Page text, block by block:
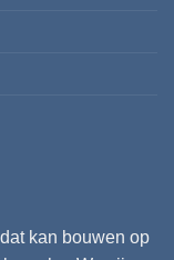
kan bouwen op